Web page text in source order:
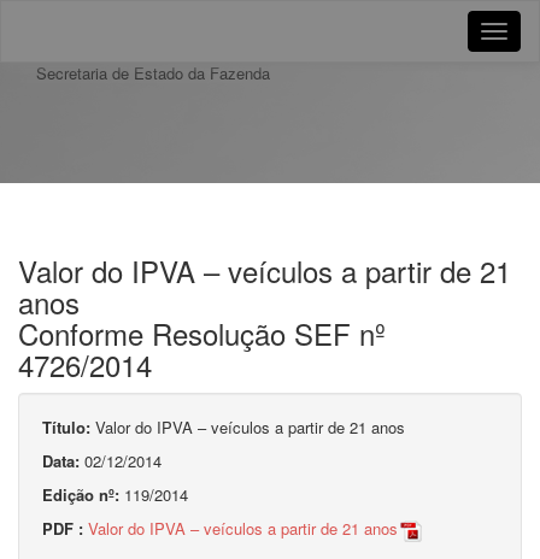
Toggle
Secretaria de Estado da Fazenda
Valor do IPVA – veículos a partir de 21
anos
Conforme Resolução SEF nº
4726/2014
Título: Valor do IPVA – veículos a partir de 21 anos
Data: 02/12/2014
Edição nº: 119/2014
PDF : Valor do IPVA – veículos a partir de 21 anos